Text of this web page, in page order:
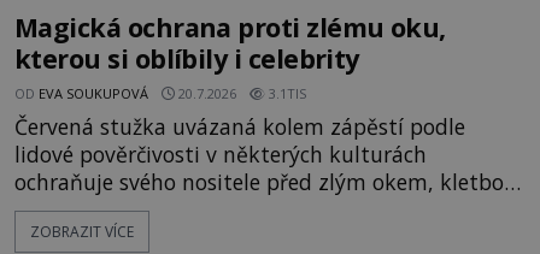
Magická ochrana proti zlému oku,
kterou si oblíbily i celebrity
OD EVA SOUKUPOVÁ 20.7.2026 3.1TIS
Červená stužka uvázaná kolem zápěstí podle
lidové pověrčivosti v některých kulturách
ochraňuje svého nositele před zlým okem, kletbou,
která může přivodit neštěstí či nemoc. S tímto
nenápadným symbolem magické ochrany lze
ZOBRAZIT VÍCE